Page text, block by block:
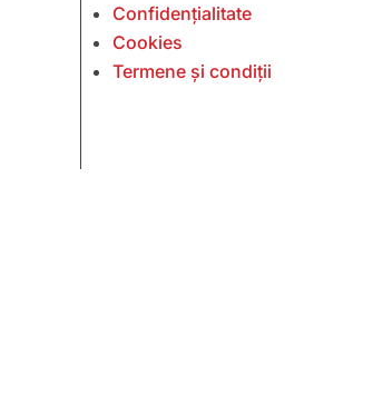
Confidențialitate
Cookies
Termene și condiții